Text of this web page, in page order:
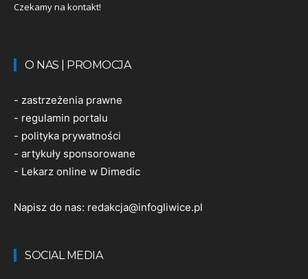
Czekamy na kontakt!
O NAS | PROMOCJA
- zastrzeżenia prawne
- regulamin portalu
- polityka prywatności
- artykuły sponsorowane
- Lekarz online w Dimedic
Napisz do nas: redakcja@infogliwice.pl
SOCIAL MEDIA